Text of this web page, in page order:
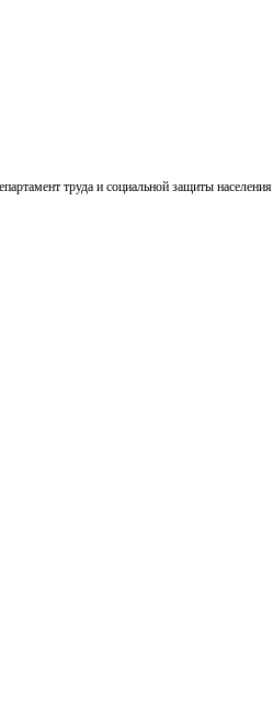
труда и социальной защиты